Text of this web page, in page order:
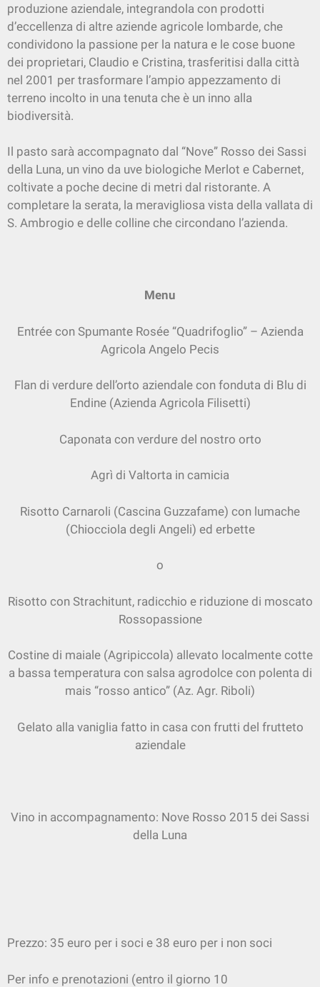
produzione aziendale, integrandola con prodotti
d’eccellenza di altre aziende agricole lombarde, che
condividono la passione per la natura e le cose buone
dei proprietari, Claudio e Cristina, trasferitisi dalla città
nel 2001 per trasformare l’ampio appezzamento di
terreno incolto in una tenuta che è un inno alla
biodiversità.
Il pasto sarà accompagnato dal “Nove” Rosso dei Sassi
della Luna, un vino da uve biologiche Merlot e Cabernet,
coltivate a poche decine di metri dal ristorante. A
completare la serata, la meravigliosa vista della vallata di
S. Ambrogio e delle colline che circondano l’azienda.
Menu
Entrée con Spumante Rosée “Quadrifoglio” – Azienda
Agricola Angelo Pecis
Flan di verdure dell’orto aziendale con fonduta di Blu di
Endine (Azienda Agricola Filisetti)
Caponata con verdure del nostro orto
Agrì di Valtorta in camicia
Risotto Carnaroli (Cascina Guzzafame) con lumache
(Chiocciola degli Angeli) ed erbette
o
Risotto con Strachitunt, radicchio e riduzione di moscato
Rossopassione
Costine di maiale (Agripiccola) allevato localmente cotte
a bassa temperatura con salsa agrodolce con polenta di
mais “rosso antico” (Az. Agr. Riboli)
Gelato alla vaniglia fatto in casa con frutti del frutteto
aziendale
Vino in accompagnamento: Nove Rosso 2015 dei Sassi
della Luna
Prezzo: 35 euro per i soci e 38 euro per i non soci
Per info e prenotazioni (entro il giorno 10